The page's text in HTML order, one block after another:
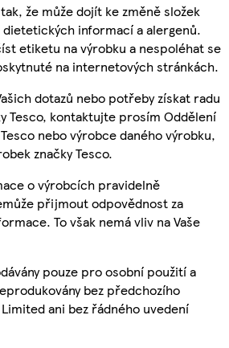
že může dojít ke změně složek
informací a alergenů.
etiketu na výrobku a nespoléhat se
na internetových stránkách.
dotazů nebo potřeby získat radu
Tesco, kontaktujte prosím Oddělení
nebo výrobce daného výrobku,
značky Tesco.
o výrobcích pravidelně
přijmout odpovědnost za
To však nemá vliv na Vaše
pouze pro osobní použití a
bez předchozího
ani bez řádného uvedení